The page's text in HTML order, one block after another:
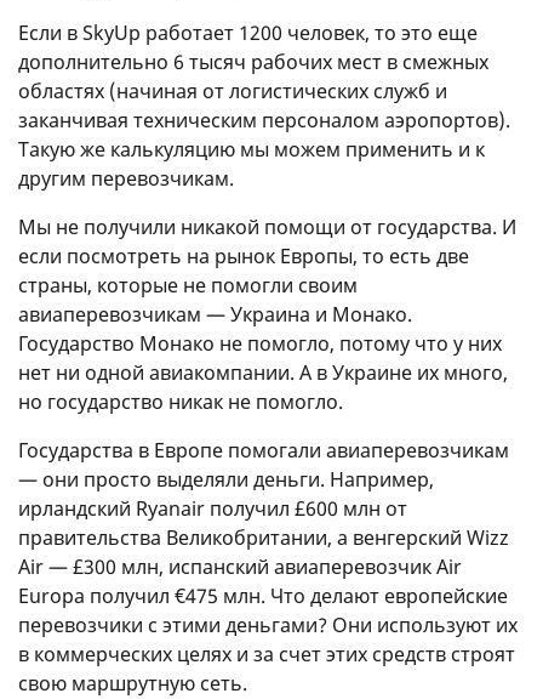
Если в SkyUp работает 1200 человек, то это еще
дополнительно 6 тысяч рабочих мест в смежных
областях (начиная от логистических служб и
заканчивая техническим персоналом аэропортов).
Такую же калькуляцию мы можем применить и к
другим перевозчикам.
Мы не получили никакой помощи от государства. И
если посмотреть на рынок Европы, то есть две
страны, которые не помогли своим
авиаперевозчикам — Украина и Монако.
Государство Монако не помогло, потому что у них
нет ни одной авиакомпании. А в Украине их много,
но государство никак не помогло.
Государства в Европе помогали авиаперевозчикам
— они просто выделяли деньги. Например,
ирландский Ryanair получил £600 млн от
правительства Великобритании, а венгерский Wizz
Air — £300 млн, испанский авиаперевозчик Air
Europa получил €475 млн. Что делают европейские
перевозчики с этими деньгами? Они используют их
в коммерческих целях и за счет этих средств строят
свою маршрутную сеть.